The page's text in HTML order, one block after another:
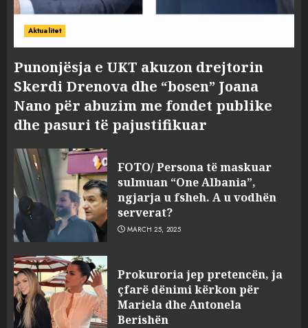
Aktualitet
Punonjësja e UKT akuzon drejtorin
Skerdi Drenova dhe “bosen” Joana
Nano për abuzim me fondet publike
dhe pasuri të pajustifikuar
FOTO/ Persona të maskuar
sulmuan “One Albania”,
ngjarja u fsheh. A u vodhën
serverat?
MARCH 25, 2025
Prokuroria jep pretencën, ja
çfarë dënimi kërkon për
Mariela dhe Antonela
Berishën